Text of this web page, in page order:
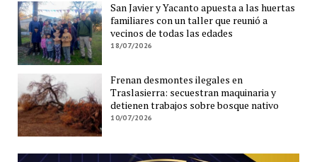
San Javier y Yacanto apuesta a las huertas
familiares con un taller que reunió a
vecinos de todas las edades
18/07/2026
Frenan desmontes ilegales en
Traslasierra: secuestran maquinaria y
detienen trabajos sobre bosque nativo
10/07/2026